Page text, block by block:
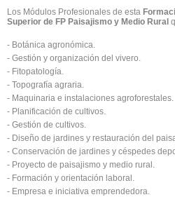
Los Módulos Profesionales de esta
Superior de FP Paisajismo y Medio Rural
- Botánica agronómica.
- Gestión y organización del vivero.
- Fitopatología.
- Topografía agraria.
- Maquinaria e instalaciones agroforestales.
- Planificación de cultivos.
- Gestión de cultivos.
- Diseño de jardines y restauración del
- Conservación de jardines y céspedes
- Proyecto de paisajismo y medio rural.
- Formación y orientación laboral.
- Empresa e iniciativa emprendedora.